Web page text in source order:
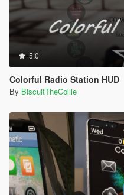
5.0
Colorful Radio Station HUD
By BiscuitTheCollie